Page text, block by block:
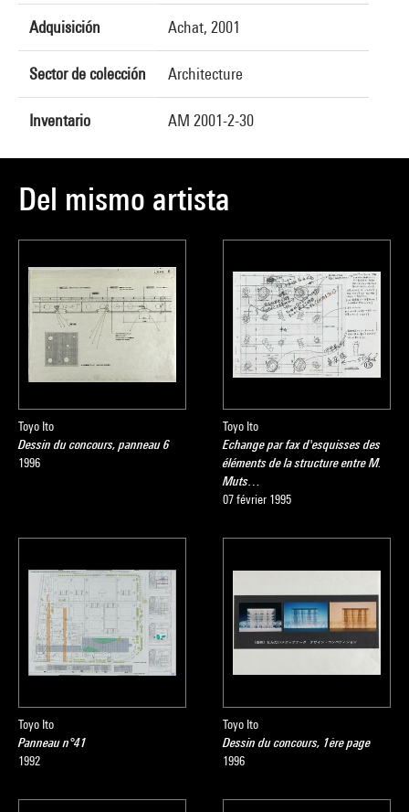
Adquisición Achat, 2001
Sector de colección Architecture
Inventario AM 2001-2-30
Del mismo artista
Toyo Ito
Dessin du concours, panneau 6
1996
Toyo Ito
Echange par fax d'esquisses des
éléments de la structure entre M.
Muts…
07 février 1995
Toyo Ito
Panneau n°41
1992
Toyo Ito
Dessin du concours, 1ère page
1996